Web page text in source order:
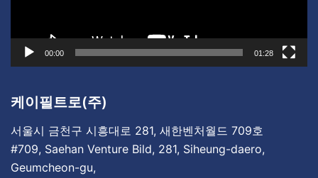
00:00 01:28
케이필트로(주)
서울시 금천구 시흥대로 281, 새한벤처월드 709호
#709, Saehan Venture Bild, 281, Siheung-daero,
Geumcheon-gu,